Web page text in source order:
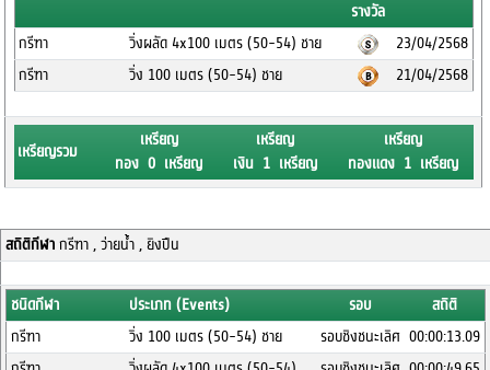
รางวัล
กรีฑา วิ่งผลัด 4x100 เมตร (50-54) ชาย
23/04/2568
กรีฑา
วิ่ง 100 เมตร (50-54) ชาย 21/04/2568
เหรียญรวม
เหรียญ
ทอง 0 เหรียญ
เหรียญ
เงิน 1 เหรียญ
เหรียญ
ทองแดง 1 เหรียญ
สถิติกีฬากรีฑา , ว่ายน้ำ , ยิงปืน
ชนิดกีฬา ประเภท (Events) รอบ
สถิติ
กรีฑา
วิ่ง 100 เมตร (50-54) ชาย รอบชิงชนะเลิศ 00:00:13.09